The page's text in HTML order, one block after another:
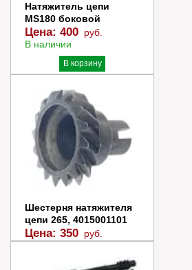
Натяжитель цепи
MS180 боковой
Цена: 400 руб.
В наличии
В корзину
Шестерня натяжителя
цепи 265, 4015001101
Цена: 350 руб.
В наличии
В корзину